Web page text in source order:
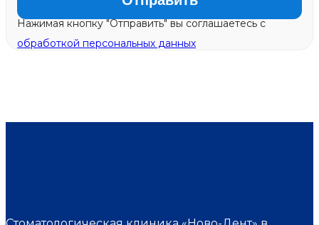
Нажимая кнопку "Отправить" вы соглашаетесь с
обработкой персональных данных